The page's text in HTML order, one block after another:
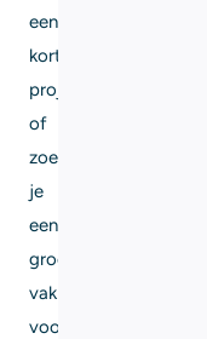
een
kortlopend
project,
of
zoek
je
een
groep
vakmensen
voor